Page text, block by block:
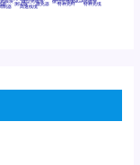
器 测试版 激光器 特种光纤 特种光缆
制器 高速线缆